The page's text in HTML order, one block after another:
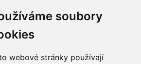
soubory
webové stránky používají